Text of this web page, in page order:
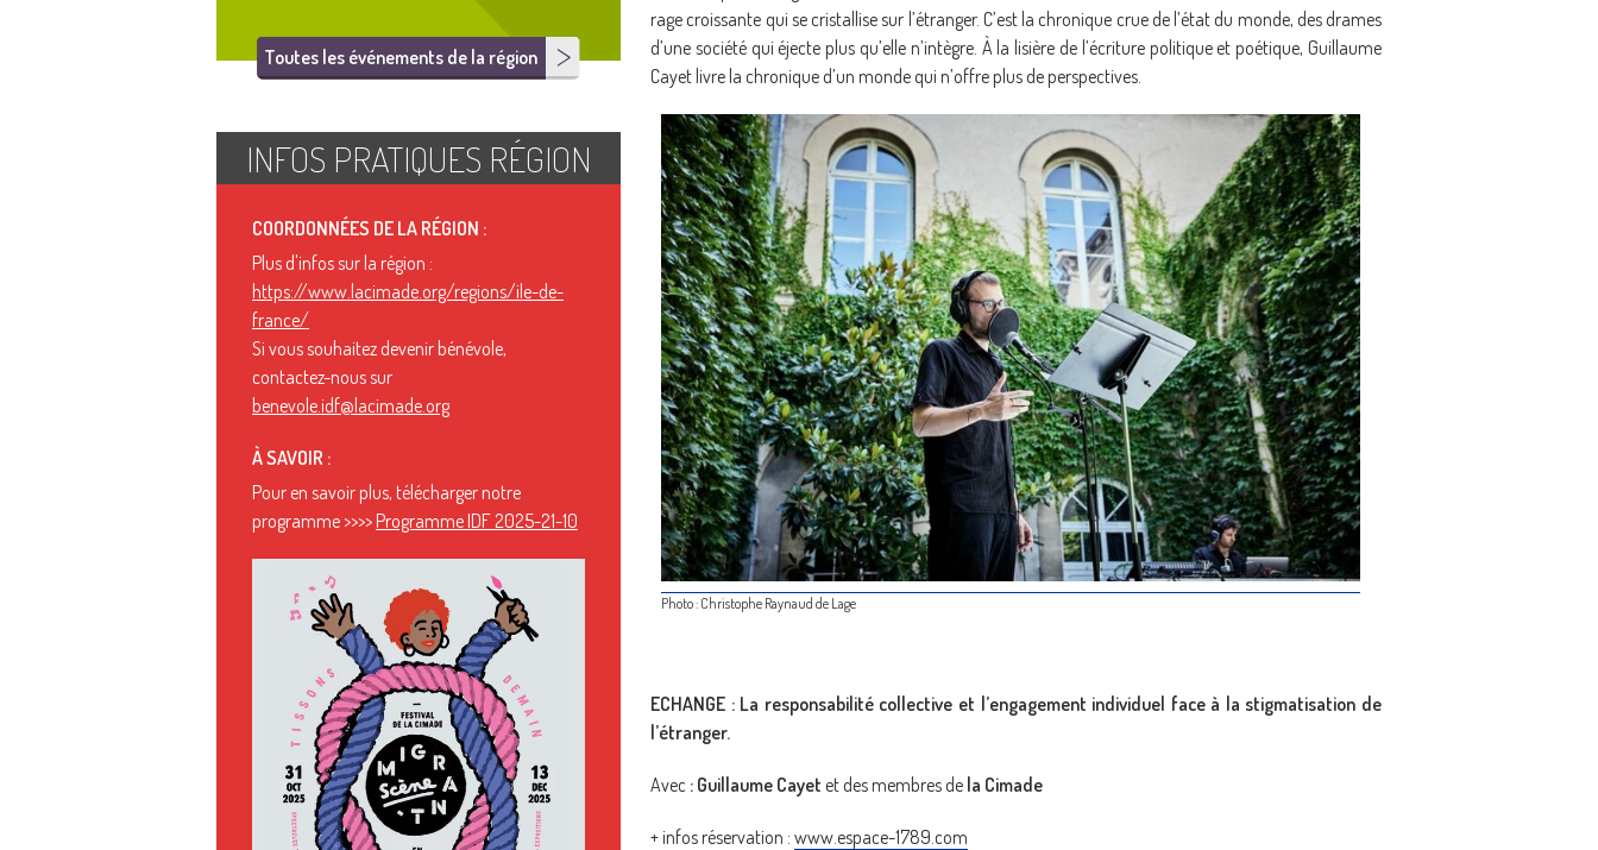
rage croissante qui se cristallise sur l’étranger. C’est la chronique crue de l’état du monde, des drames
d’une société qui éjecte plus qu’elle n’intègre. À la lisière de l’écriture politique et poétique, Guillaume
Cayet livre la chronique d’un monde qui n’offre plus de perspectives.
Photo : Christophe Raynaud de Lage
ECHANGE : La responsabilité collective et l’engagement individuel face à la stigmatisation de
l’étranger.
Avec : Guillaume Cayet et des membres de la Cimade
+ infos réservation : www.espace-1789.com
Toutes les événements de la région
INFOS PRATIQUES RÉGION
COORDONNÉES DE LA RÉGION :
Plus d'infos sur la région :
https://www.lacimade.org/regions/ile-de-
france/
Si vous souhaitez devenir bénévole,
contactez-nous sur
benevole.idf@lacimade.org
À SAVOIR :
Pour en savoir plus, télécharger notre
programme >>>> Programme IDF 2025-21-10